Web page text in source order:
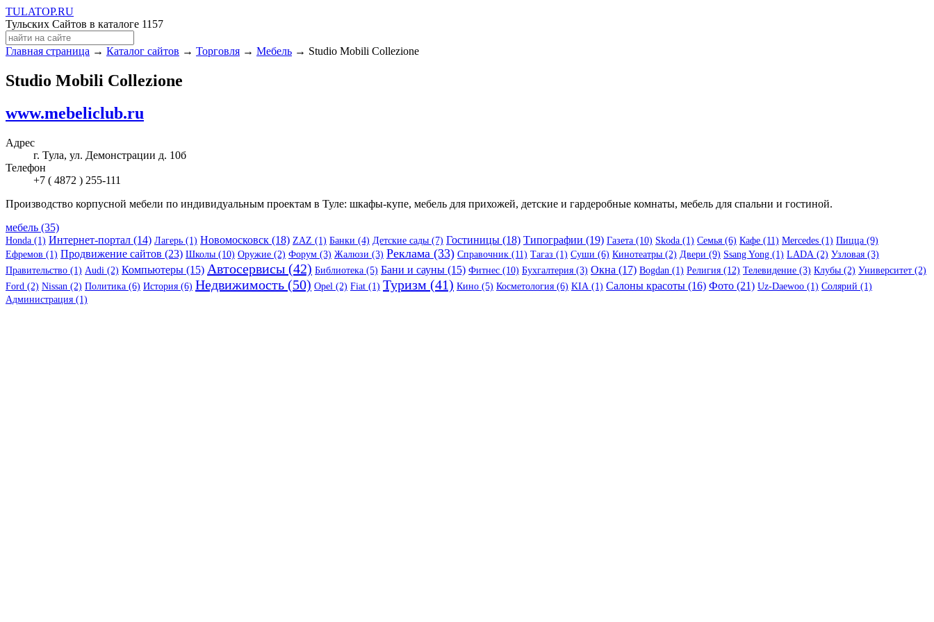
TULATOP.RU
Тульских Сайтов в каталоге 1157
Главная страница → Каталог сайтов → Торговля → Мебель → Studio Mobili Collezione
Studio Mobili Collezione
www.mebeliclub.ru
Адрес
г. Тула, ул. Демонстрации д. 10б
Телефон
+7 ( 4872 ) 255-111
Производство корпусной мебели по индивидуальным проектам в Туле: шкафы-купе, мебель для прихожей, детские и гардеробные комнаты, мебель для спальни и гостиной.
мебель (35)
Honda (1) Интернет-портал (14) Лагерь (1) Новомосковск (18) ZAZ (1) Банки (4) Детские сады (7) Гостиницы (18) Типографии (19) Газета (10) Skoda (1) Семья (6) Кафе (11) Mercedes (1) Пицца (9)
Ефремов (1) Продвижение сайтов (23) Школы (10) Оружие (2) Форум (3) Жалюзи (3) Реклама (33) Справочник (11) Тагаз (1) Суши (6) Кинотеатры (2) Двери (9) Ssang Yong (1) LADA (2) Узловая (3)
Правительство (1) Audi (2) Компьютеры (15) Автосервисы (42) Библиотека (5) Бани и сауны (15) Фитнес (10) Бухгалтерия (3) Окна (17) Bogdan (1) Религия (12) Телевидение (3) Клубы (2) Университет (2)
Ford (2) Nissan (2) Политика (6) История (6) Недвижимость (50) Opel (2) Fiat (1) Туризм (41) Кино (5) Косметология (6) KIA (1) Салоны красоты (16) Фото (21) Uz-Daewoo (1) Солярий (1)
Администрация (1)